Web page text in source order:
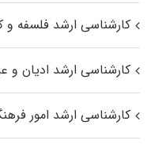
کارشناسی ارشد فلسفه و
کارشناسی ارشد ادیان و
کارشناسی ارشد امور